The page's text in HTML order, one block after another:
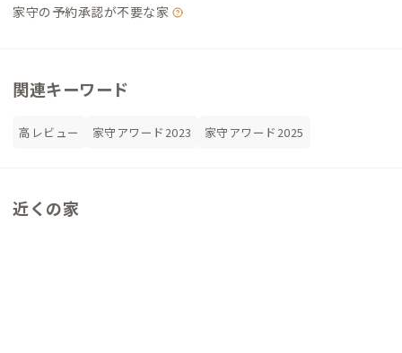
家守の予約承認が不要な家
関連キーワード
高レビュー 家守アワード2023 家守アワード2025
近くの家